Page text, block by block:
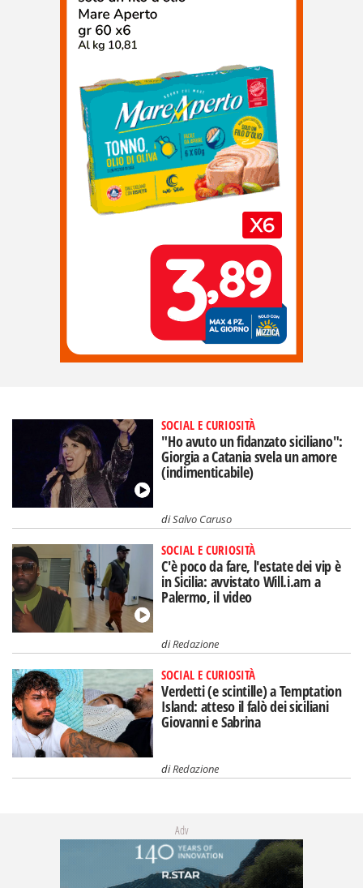
SOCIAL E CURIOSITÀ
"Ho avuto un fidanzato siciliano":
Giorgia a Catania svela un amore
(indimenticabile)
diSalvo Caruso
SOCIAL E CURIOSITÀ
C'è poco da fare, l'estate dei vip è
in Sicilia: avvistato Will.i.am a
Palermo, il video
diRedazione
SOCIAL E CURIOSITÀ
Verdetti (e scintille) a Temptation
Island: atteso il falò dei siciliani
Giovanni e Sabrina
diRedazione
Adv